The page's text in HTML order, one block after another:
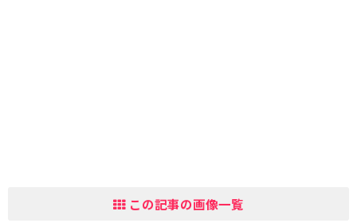
この記事の画像一覧